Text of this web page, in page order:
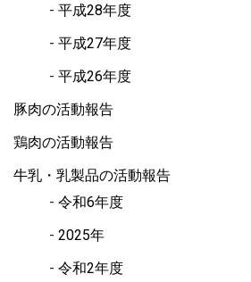
平成28年度
平成27年度
平成26年度
豚肉の活動報告
鶏肉の活動報告
牛乳・乳製品の活動報告
令和6年度
2025年
令和2年度